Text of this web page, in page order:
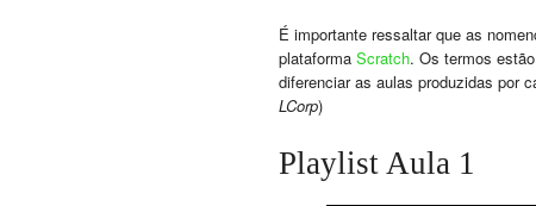
É importante ressaltar que as
plataforma Scratch. Os termos
diferenciar as aulas produzidas por
LCorp)
Playlist Aula 1